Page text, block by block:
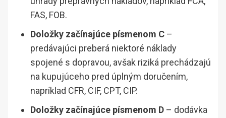
FAS, FOB.
Doložky začínajúce písmenom C –
predávajúci preberá niektoré náklady
spojené s dopravou, avšak riziká prechádzajú
na kupujúceho pred úplným doručením,
napríklad CFR, CIF, CPT, CIP.
Doložky začínajúce písmenom D – dodávka